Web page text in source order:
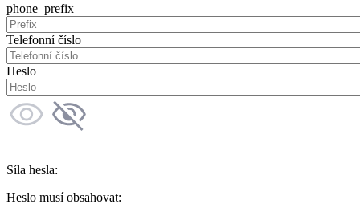
phone_prefix
Telefonní číslo
Heslo
Síla hesla:
Heslo musí obsahovat: